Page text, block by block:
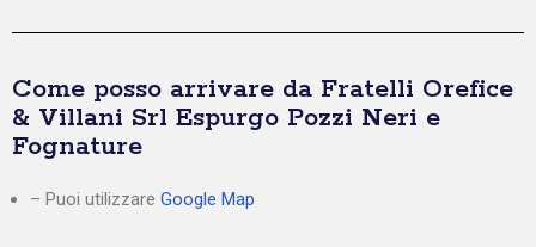
Come posso arrivare da Fratelli Orefice
& Villani Srl Espurgo Pozzi Neri e
Fognature
– Puoi utilizzare Google Map